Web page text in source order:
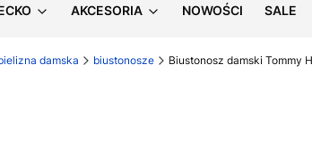
AKCESORIA NOWOŚCI SALE
damska biustonosze Biustonosz damski Tommy